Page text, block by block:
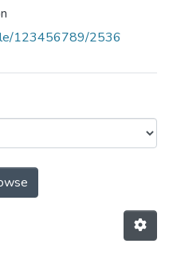
123456789/2536
ім. В.Даля № 6